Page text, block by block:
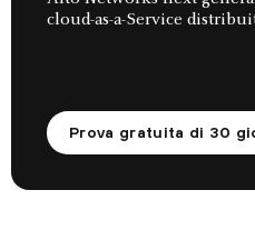
cloud-as-a-Service
Prova gratuita di 30